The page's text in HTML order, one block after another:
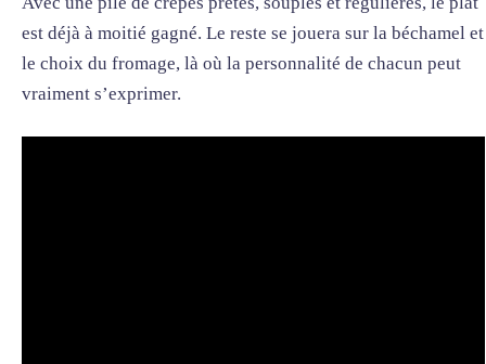
est déjà à moitié gagné. Le reste se jouera sur la béchamel et
le choix du fromage, là où la personnalité de chacun peut
vraiment s’exprimer.